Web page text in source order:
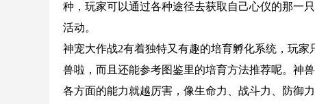
种，玩家可以通过各种途径去获取自己心仪的那一
活动。
神宠大作战2有着独特又有趣的培育孵化系统，玩
兽啦，而且还能参考图鉴里的培育方法推荐呢。神
各方面的能力就越厉害，像生命力、战斗力、防御